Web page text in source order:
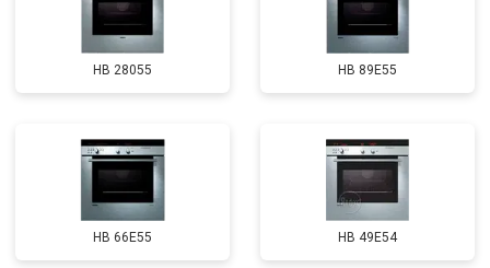
HB 28055 HB 89E55
HB 66E55 HB 49E54